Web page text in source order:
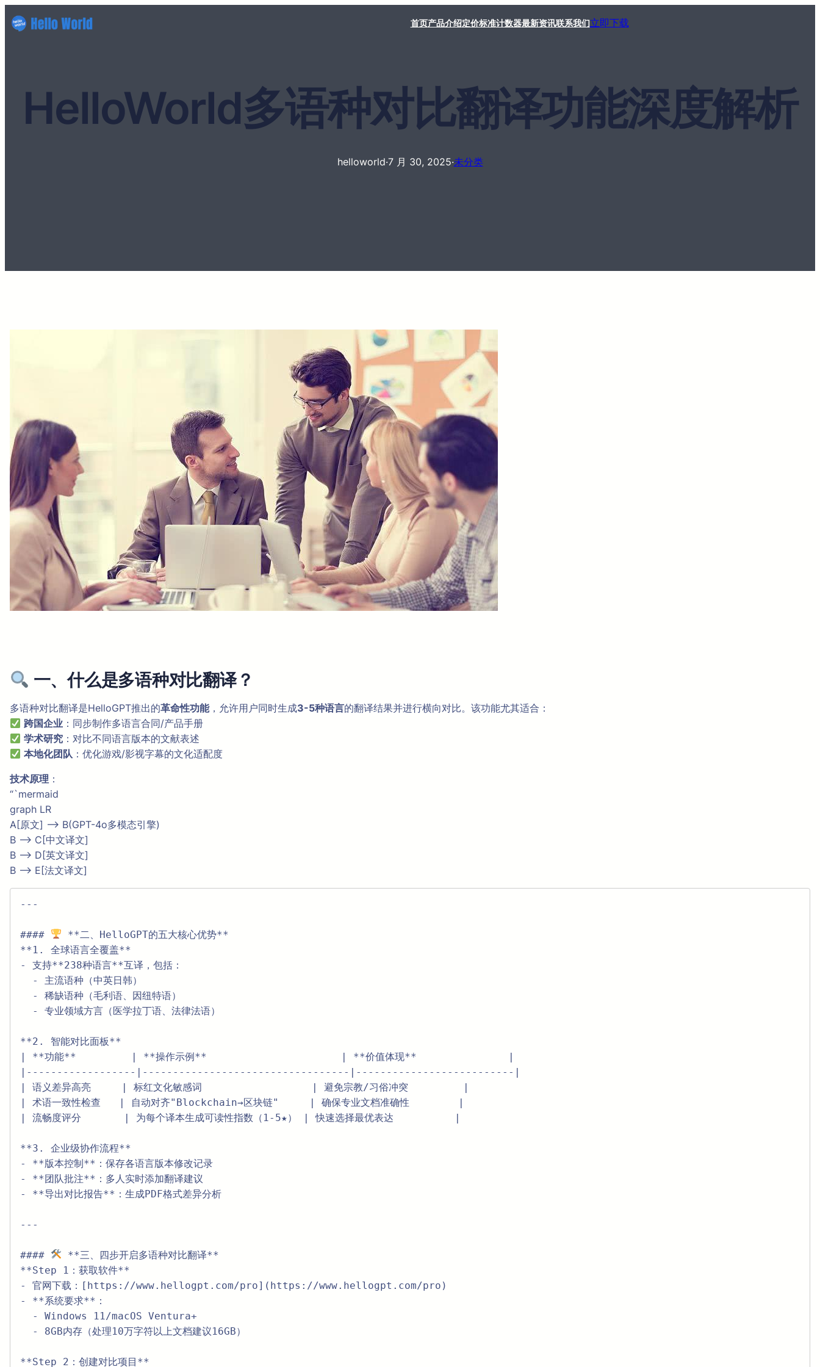
首页产品介绍定价标准计数器最新资讯联系我们立即下载
HelloWorld多语种对比翻译功能深度解析
helloworld·7 月 30, 2025·未分类
一、什么是多语种对比翻译？
多语种对比翻译是HelloGPT推出的革命性功能，允许用户同时生成3-5种语言的翻译结果并进行横向对比。该功能尤其适合：
跨国企业 ：同步制作多语言合同/产品手册
学术研究 ：对比不同语言版本的文献表述
本地化团队 ：优化游戏/影视字幕的文化适配度
技术原理 ：
“`mermaid
graph LR
A[原文] –> B(GPT-4o多模态引擎)
B –> C[中文译文]
B –> D[英文译文]
B –> E[法文译文]
---
####
**二、HelloGPT的五大核心优势**
**1. 全球语言全覆盖**
- 支持**238种语言**互译，包括：
**2. 智能对比面板**
| **功能**         | **操作示例**                      | **价值体现**               |
|------------------|----------------------------------|--------------------------|
| 语义差异高亮     | 标红文化敏感词                  | 避免宗教/习俗冲突         |
| 术语一致性检查   | 自动对齐"Blockchain→区块链"     | 确保专业文档准确性        |
| 流畅度评分       | 为每个译本生成可读性指数（1-5★） | 快速选择最优表达          |
**3. 企业级协作流程**
- **版本控制**：保存各语言版本修改记录
- **团队批注**：多人实时添加翻译建议
- **导出对比报告**：生成PDF格式差异分析
---
####
**三、四步开启多语种对比翻译**
**Step 1：获取软件**
- 官网下载：[https://www.hellogpt.com/pro](https://www.hellogpt.com/pro)
- **系统要求**：
**Step 2：创建对比项目**